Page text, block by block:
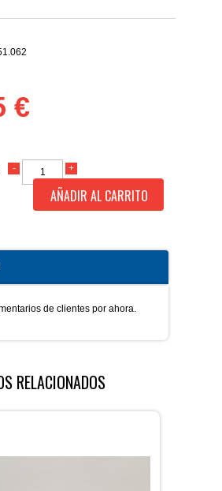
€
AÑADIR AL CARRITO
de clientes por ahora.
RELACIONADOS